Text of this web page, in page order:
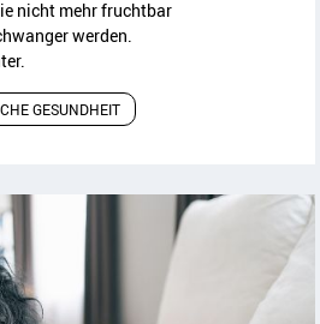
nicht mehr fruchtbar
werden.
GESUNDHEIT